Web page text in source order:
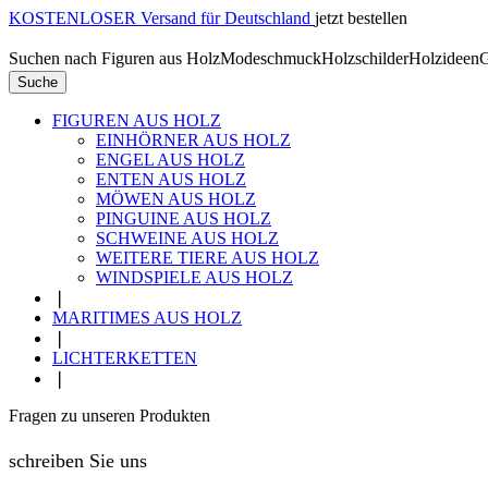
KOSTENLOSER Versand für Deutschland jetzt bestellen
Suchen nach Figuren aus HolzModeschmuckHolzschilderHolzideen
Suche
FIGUREN AUS HOLZ
EINHÖRNER AUS HOLZ
ENGEL AUS HOLZ
ENTEN AUS HOLZ
MÖWEN AUS HOLZ
PINGUINE AUS HOLZ
SCHWEINE AUS HOLZ
WEITERE TIERE AUS HOLZ
WINDSPIELE AUS HOLZ
MARITIMES AUS HOLZ
LICHTERKETTEN
Fragen zu unseren Produkten
schreiben Sie uns